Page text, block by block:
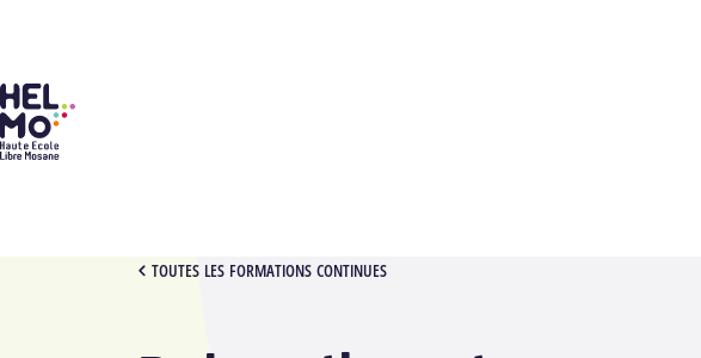
HELMo
TOUTES LES FORMATIONS CONTINUES
[1012165][2704] RELAXATION